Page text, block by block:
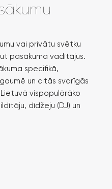
vai privātu svētku
pasākuma vadītājus.
specifikā,
un citās svarīgās
vispopulārāko
dīdžeju (DJ) un